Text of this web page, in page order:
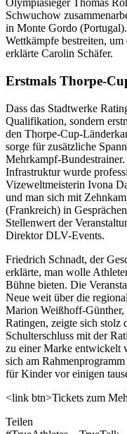
Olympiasieger Thomas
Schwuchow
in Monte Gordo
Wettkämpfe bestreiten, um
erklärte Carolin Schäfer.
Erstmals Thorpe-
Dass das Stadtwerke
Qualifikation, sondern
den Thorpe-Cup-
sorge für zusätzliche
Mehrkampf-
Infrastruktur wurde
Vizeweltmeisterin Ivona
und man sich mit
(Frankreich) in
Stellenwert der
Direktor DLV-Events.
Friedrich Schnadt, der
erklärte, man wolle
Bühne bieten. Die
Neue weit über die
Marion Weißhoff-Günther,
Ratingen, zeigte sich stolz
Schulterschluss mit der
zu einer Marke entwickelt
sich am
für Kinder vor einigen
<link btn>Tickets zum
Teilen